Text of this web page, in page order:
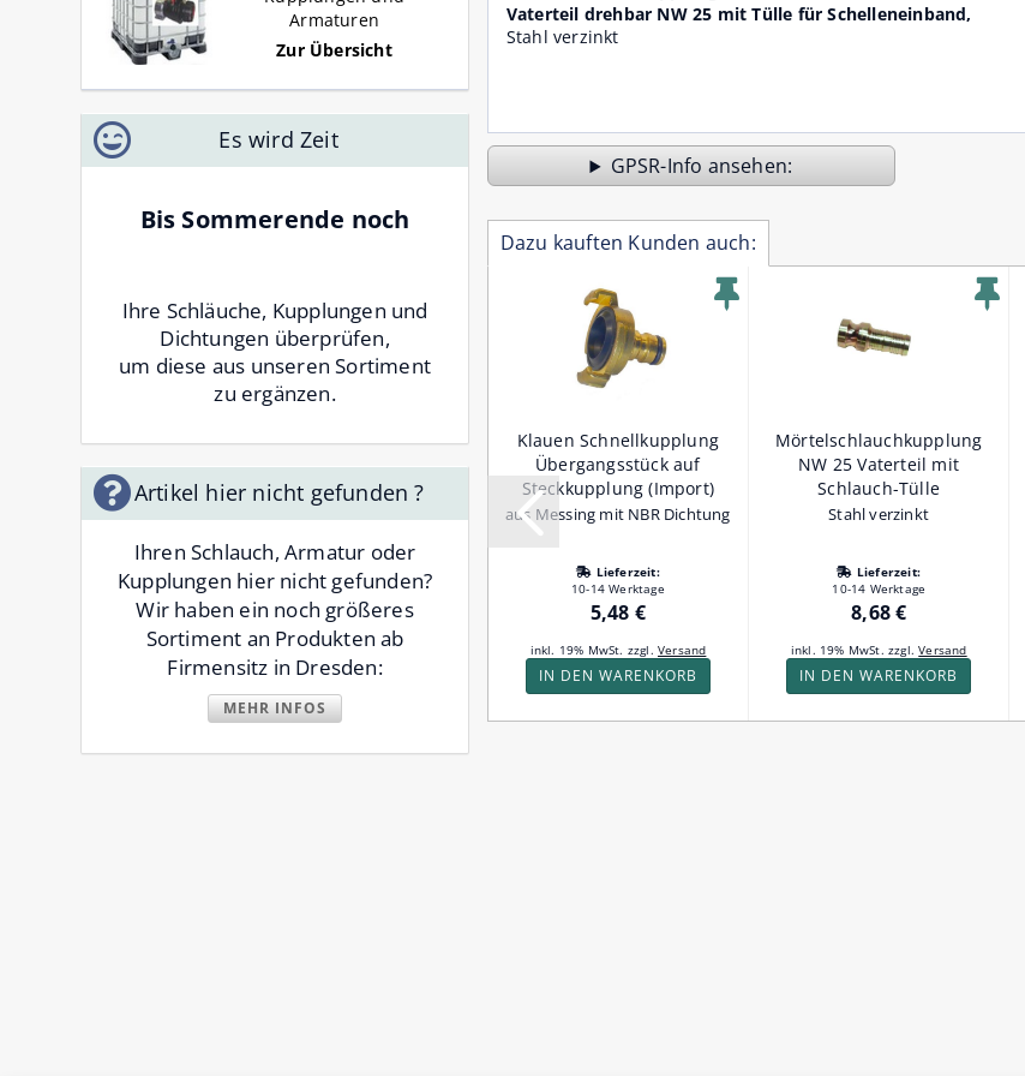
Vaterteil drehbar NW 25 mit Tülle für Schelleneinband,
Stahl verzinkt
GPSR-Info
Dazu kauften Kunden auch:
NW 25 20 m
eingebunden mit
MT + drehbaren VT
Lieferzeit:
3-5 Werktage
215,03 € pro Stück
Versand
IN DEN WARENKORB
Mörtelschlauchkupplung
NW 25 Vaterteil mit
Innengewinde 1 Zoll
Lieferzeit:
10-14 Werktage
14,71 €
inkl. 19% MwSt. zzgl.Versand
IN DEN WARENKORB
Klauen Schnellkupplung
Übergangsstück auf
Steckkupplung (Import)
aus Messing mit NBR Dichtung
Lieferzeit:
10-14 Werktage
5,48 €
inkl. 19% MwSt. zzgl. Versand
IN DEN WARENKORB
Mörtelschlauchkupplung
NW 25 Vaterteil mit
Schlauch-Tülle
Stahl verzinkt
Lieferzeit:
10-14 Werktage
8,68 €
inkl. 19% MwSt. zzgl.Versand
IN DEN WARENKORB
Armaturen
Zur Übersicht
Es wird Zeit
Bis Sommerende noch
Ihre Schläuche, Kupplungen und
Dichtungen überprüfen,
um diese aus unseren Sortiment
zu ergänzen.
Artikel hier nicht gefunden ?
Ihren Schlauch, Armatur oder
Kupplungen hier nicht gefunden?
Wir haben ein noch größeres
Sortiment an Produkten ab
Firmensitz in Dresden:
MEHR INFOS